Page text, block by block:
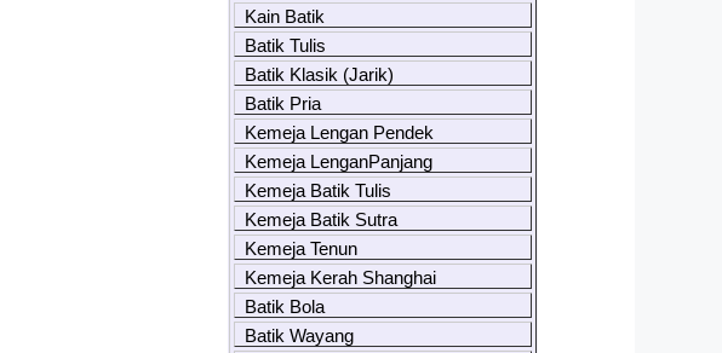
Kain Batik
Batik Tulis
Batik Klasik (Jarik)
Batik Pria
Kemeja Lengan Pendek
Kemeja LenganPanjang
Kemeja Batik Tulis
Kemeja Batik Sutra
Kemeja Tenun
Kemeja Kerah Shanghai
Batik Bola
Batik Wayang